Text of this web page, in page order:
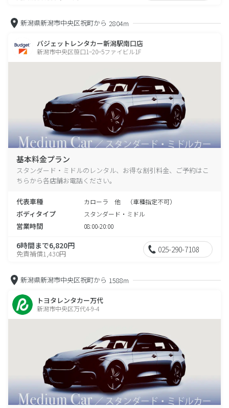
新潟県新潟市中央区祝町から 2804m
バジェットレンタカー新潟駅南口店
新潟市中央区笹口1−20−5ファイビル1F
基本料金プラン
スタンダード・ミドルのレンタル、お得な割引料金、ご予約はこ
ちらから各店舗お電話ください。
代表車種 カローラ 他 （車種指定不可）
ボディタイプ スタンダード・ミドル
営業時間 08:00-20:00
6時間まで6,820円
免責補償1,430円 025-290-7108
新潟県新潟市中央区祝町から 1588m
トヨタレンタカー万代
新潟市中央区万代4-9-4